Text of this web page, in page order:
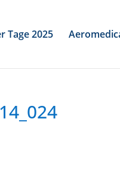
Tage 2025